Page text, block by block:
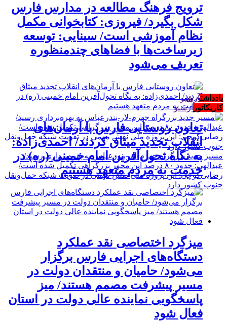
ترویج فرهنگ مطالعه در مدارس فارس
شکل بگیرد/ فیروزی: کتابخوانی مکمل
نظام آموزشی است/ سینایی: توسعه
زیرساخت‌ها با فضاهای چندمنظوره
تعریف می‌شود
تعاون روستایی فارس با آرمان‌های
انقلاب تجدید میثاق کردند/ احمدی‌زاده:
به نگاه تحول‌آفرین امام خمینی (ره) در
خدمت به مردم متعهد هستیم
میزگرد اختصاصی نقد عملکرد
دستگاه‌های اجرایی فارس برگزار
می‌شود/ حامیان و منتقدان دولت در
مسیر پیشرفت مصمم هستند/ میز
پاسخگویی نماینده عالی دولت در استان
فعال شود
یادداشتآرشیو
کاریکاتور آرشیو
مسیر جدید بزرگراه جهرم-لار-بندرعباس به بهره‌برداری رسید/
عبدالهی: حدود ۸۰ درصد این محور بزرگراهی تکمیل شده است/
رضایی‌کوچی: این پروژه ملی نقش مهمی در تقویت شبکه حمل‌ونقل
جنوب کشور دارد